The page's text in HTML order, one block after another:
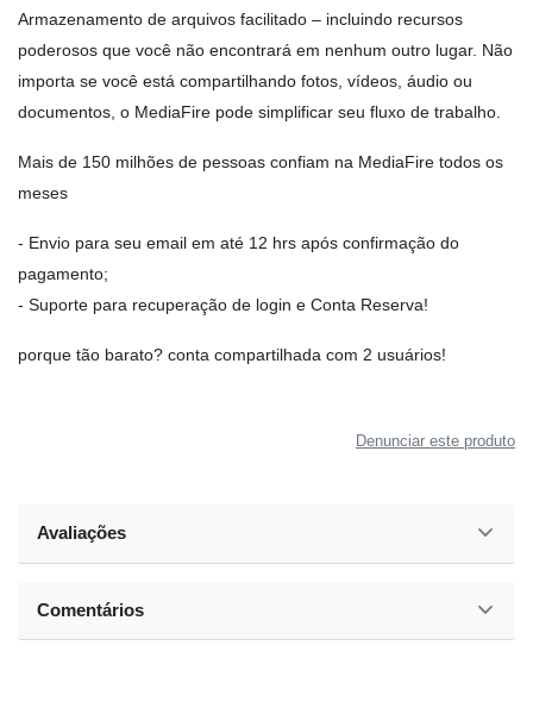
Armazenamento de arquivos facilitado – incluindo recursos
poderosos que você não encontrará em nenhum outro lugar. Não
importa se você está compartilhando fotos, vídeos, áudio ou
documentos, o MediaFire pode simplificar seu fluxo de trabalho.
Mais de 150 milhões de pessoas confiam na MediaFire todos os
meses
- Envio para seu email em até 12 hrs após confirmação do
pagamento;
- Suporte para recuperação de login e Conta Reserva!
porque tão barato? conta compartilhada com 2 usuários!
Denunciar este produto
Avaliações
Comentários